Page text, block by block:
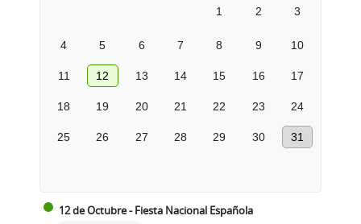
1 2 3
4 5 6 7 8 9 10
11 12 13 14 15 16 17
18 19 20 21 22 23 24
25 26 27 28 29 30 31
12 de Octubre - Fiesta Nacional Española